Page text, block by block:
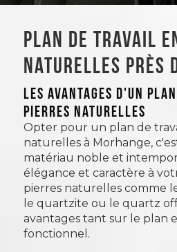
Plan de travail
naturelles près
LES AVANTAGES D'UN
PIERRES NATURELLES
Opter pour un plan de
naturelles à Morhange,
matériau noble et
élégance et caractère à
pierres naturelles comme
le quartzite ou le quartz
avantages tant sur le plan
fonctionnel.